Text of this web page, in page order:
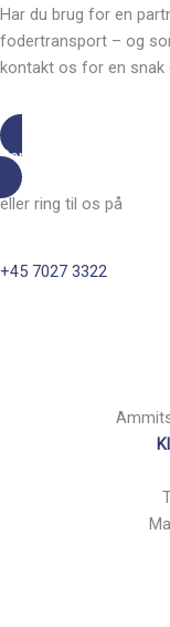
Har du brug for en
fodertransport – og
kontakt os for en snak
Send os en mail
eller ring til os på
+45 7027 3322